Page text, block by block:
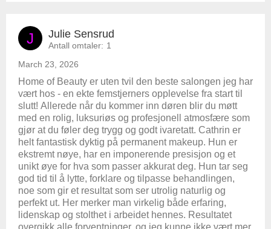
J Julie Sensrud
Antall omtaler: 1
March 23, 2026
Home of Beauty er uten tvil den beste salongen jeg har
vært hos - en ekte femstjerners opplevelse fra start til
slutt! Allerede når du kommer inn døren blir du møtt
med en rolig, luksuriøs og profesjonell atmosfære som
gjør at du føler deg trygg og godt ivaretatt. Cathrin er
helt fantastisk dyktig på permanent makeup. Hun er
ekstremt nøye, har en imponerende presisjon og et
unikt øye for hva som passer akkurat deg. Hun tar seg
god tid til å lytte, forklare og tilpasse behandlingen,
noe som gir et resultat som ser utrolig naturlig og
perfekt ut. Her merker man virkelig både erfaring,
lidenskap og stolthet i arbeidet hennes. Resultatet
overgikk alle forventninger, og jeg kunne ikke vært mer